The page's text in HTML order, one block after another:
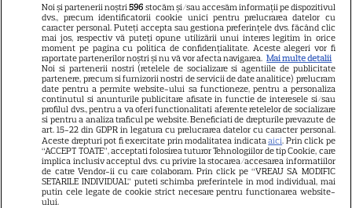
vede în direct manșa retur
RECOMANDĂRI
Adela Mărculescu, omagiată
de TVR. Filmul „Cine iubește și
lasă” și alte producții speciale,
difuzate în memoria actriței
Noi și partenerii noștri596 stocăm și/sau accesăm informații pe dispozitivul
dvs., precum identificatorii cookie unici pentru prelucrarea datelor cu
caracter personal. Puteți accepta sau gestiona preferințele dvs. făcând clic
mai jos, respectiv vă puteți opune utilizării unui interes legitim în orice
moment pe pagina cu politica de confidențialitate. Aceste alegeri vor fi
raportate partenerilor noștri și nu vă vor afecta navigarea. Mai multe detalii
Noi si partenerii nostri (retelele de socializare si agentiile de publicitate
partenere, precum si furnizorii nostri de servicii de date analitice) prelucram
date pentru a permite website-ului sa functioneze, pentru a personaliza
continutul si anunturile publicitare afisate in functie de interesele si/sau
profilul dvs., pentru a va oferi functionalitati aferente retelelor de socializare
si pentru a analiza traficul pe website. Beneficiati de drepturile prevazute de
art. 15-22 din GDPR in legatura cu prelucrarea datelor cu caracter personal.
Aceste drepturi pot fi exercitate prin modalitatea indicataaici. Prin click pe
“ACCEPT TOATE”, acceptati folosirea tuturor Tehnologiilor de tip Cookie, care
implica inclusiv acceptul dvs. cu privire la stocarea/accesarea informatiilor
de catre Vendor-ii cu care colaboram. Prin click pe “VREAU SA MODIFIC
SETARILE INDIVIDUAL” puteti schimba preferintele in mod individual, mai
putin cele legate de cookie strict necesare pentru functionarea website-
ului.